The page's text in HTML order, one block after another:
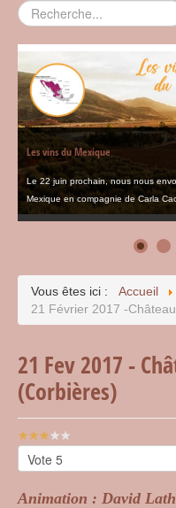
Rechercher
Les vins du Mexique
Le 22 juin prochain, nous nous
Mexique en compagnie de Carla
Vous êtes ici : Accueil
21 Février 2017 -
21 Fev 2017 -
(Corbières)
Vote
utilisateur:
Veuillez
voter
Animation : David